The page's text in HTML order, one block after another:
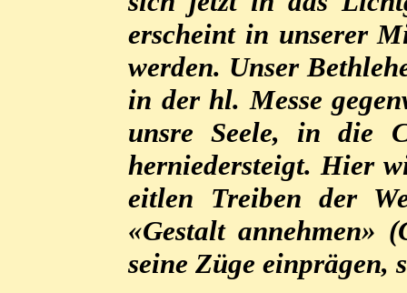
erscheint in unserer
werden. Unser
in der hl. Messe
unsre Seele, in die
herniedersteigt. Hier
eitlen Treiben der
«Gestalt annehmen»
seine Züge einprägen,